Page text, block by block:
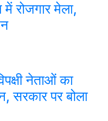
रोजगार मेला,
नेताओं का
सरकार पर बोला